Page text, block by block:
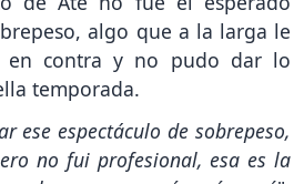
algo que a la larga le
en contra y no pudo dar lo
temporada.
ese espectáculo de sobrepeso,
no fui profesional, esa es la